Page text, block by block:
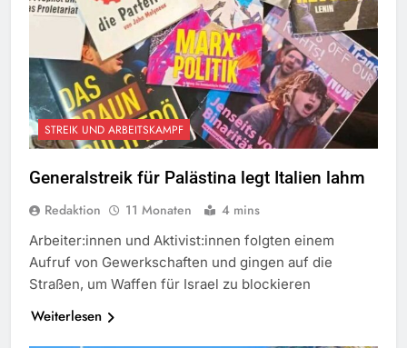
STREIK UND ARBEITSKAMPF
Generalstreik für Palästina legt Italien lahm
Redaktion 11 Monaten 4 mins
Arbeiter:innen und Aktivist:innen folgten einem
Aufruf von Gewerkschaften und gingen auf die
Straßen, um Waffen für Israel zu blockieren
Weiterlesen